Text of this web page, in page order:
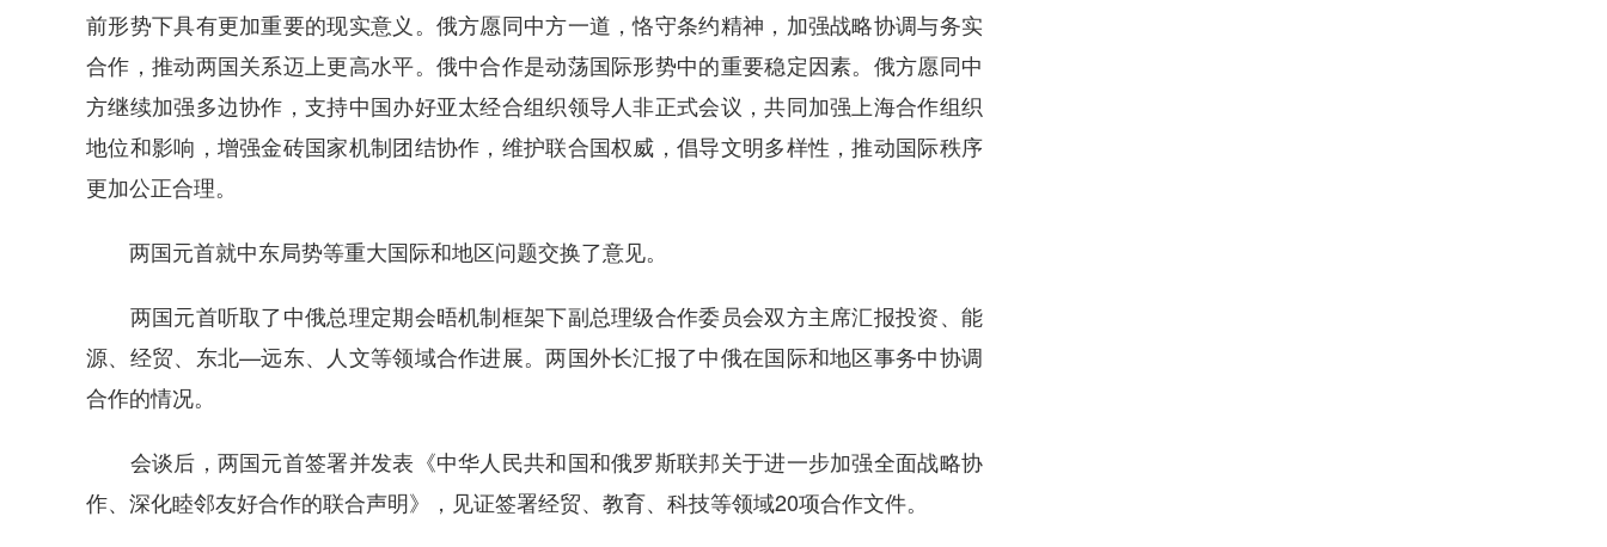
前形势下具有更加重要的现实意义。俄方愿同中方一道，恪守条约精神，加强战略协调与务实
合作，推动两国关系迈上更高水平。俄中合作是动荡国际形势中的重要稳定因素。俄方愿同中
方继续加强多边协作，支持中国办好亚太经合组织领导人非正式会议，共同加强上海合作组织
地位和影响，增强金砖国家机制团结协作，维护联合国权威，倡导文明多样性，推动国际秩序
更加公正合理。
两国元首就中东局势等重大国际和地区问题交换了意见。
两国元首听取了中俄总理定期会晤机制框架下副总理级合作委员会双方主席汇报投资、能
源、经贸、东北—远东、人文等领域合作进展。两国外长汇报了中俄在国际和地区事务中协调
合作的情况。
会谈后，两国元首签署并发表《中华人民共和国和俄罗斯联邦关于进一步加强全面战略协
作、深化睦邻友好合作的联合声明》，见证签署经贸、教育、科技等领域20项合作文件。